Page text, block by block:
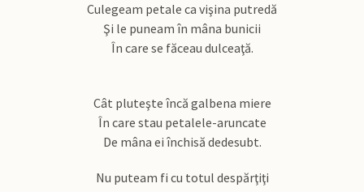
Culegeam petale ca vişina putredă
Şi le puneam în mâna bunicii
În care se făceau dulceaţă.
Cât pluteşte încă galbena miere
În care stau petalele-aruncate
De mâna ei închisă dedesubt.
Nu puteam fi cu totul despărţiţi